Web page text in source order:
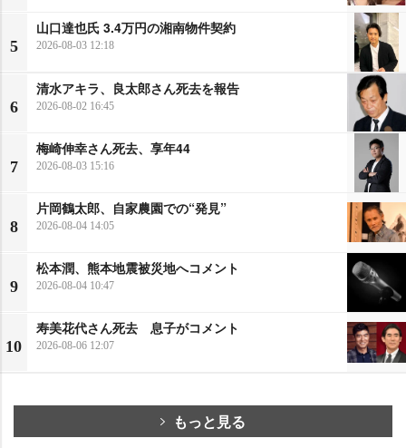
5
山口達也氏 3.4万円の湘南物件契約
2026-08-03 12:18
6
清水アキラ、良太郎さん死去を報告
2026-08-02 16:45
7
梅崎伸幸さん死去、享年44
2026-08-03 15:16
8
片岡鶴太郎、自家農園での“発見”
2026-08-04 14:05
9
松本潤、熊本地震被災地へコメント
2026-08-04 10:47
10
寿美花代さん死去 息子がコメント
2026-08-06 12:07
もっと見る